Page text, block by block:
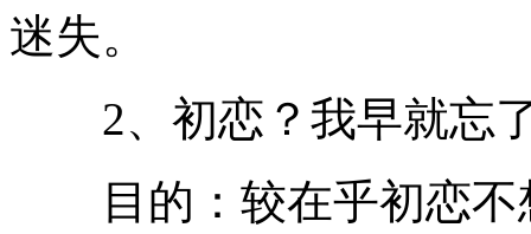
迷失。
2、初恋？我早就忘
目的：较在乎初恋不